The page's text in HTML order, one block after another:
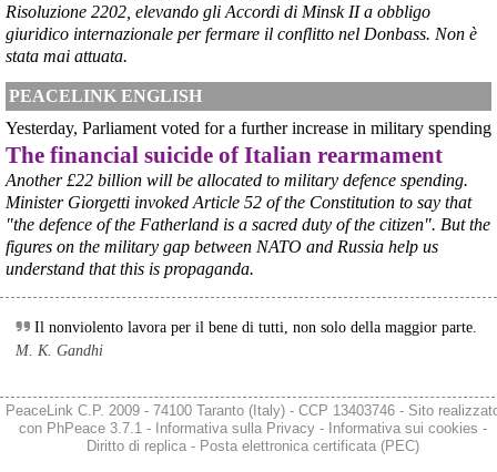
@peacelink - 8/8/2026 9:16
L'OPAC SBN (Online Public Access Catalogue del Servizio
Bibliotecario Nazionale) è il catalogo collettivo che raccoglie il
patrimonio di oltre 7.500 biblioteche italiane (statali, universitarie, di
enti locali, scolastiche e di istituzioni pubbliche e private).
È lo strumento principale in Italia per cercare un libro, una rivista o
un altro documento e scoprire in quale biblioteca si trova.
#libri cultura
L'Opac SBN opac.sbn.it/ è una risorsa gestita interamente dalle
biblioteche pubbliche.
libri
Risoluzione 2202, elevando gli Accordi di Minsk II a obbligo
giuridico internazionale per fermare il conflitto nel Donbass. Non è
stata mai attuata.
PEACELINK ENGLISH
Yesterday, Parliament voted for a further increase in military spending
The financial suicide of Italian rearmament
Another £22 billion will be allocated to military defence spending.
Minister Giorgetti invoked Article 52 of the Constitution to say that
"the defence of the Fatherland is a sacred duty of the citizen". But the
figures on the military gap between NATO and Russia help us
understand that this is propaganda.
Il nonviolento lavora per il bene di tutti, non solo della maggior parte.
M. K. Gandhi
PeaceLink C.P. 2009 - 74100 Taranto (Italy) - CCP 13403746 - Sito
con PhPeace 3.7.1- Informativa sulla Privacy- Informativa sui cookies -
Diritto di replica- Posta elettronica certificata (PEC)